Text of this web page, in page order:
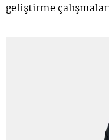
geliştirme